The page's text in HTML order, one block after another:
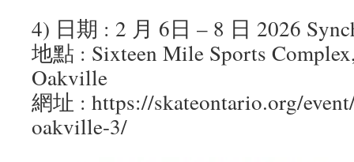
4) 日期 : 2 月 6日 – 8 日 2026
地點 : Sixteen Mile Sports
Oakville
網址 : https://skateontario.org/
oakville-3/